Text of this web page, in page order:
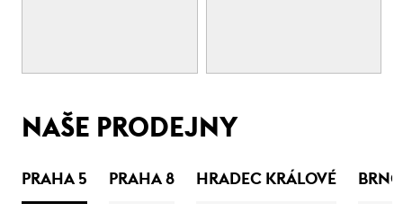
NAŠE PRODEJNY
PRAHA 5 PRAHA 8 HRADEC KRÁLOVÉ BRNO